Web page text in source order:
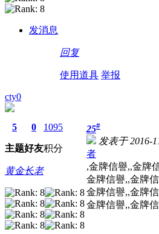
发消息
回复
使用道具 举报
cty0
5
主题
0
好友
1095
积分
黄金长老
25#
发表于 2016-
者
,金牌信譽,,金牌
金牌信譽,,金牌
金牌信譽,,金牌
金牌信譽,,金牌